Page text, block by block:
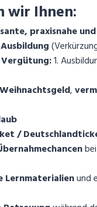
wir Ihnen:
praxisnahe
1.
,
/
Lernmaterialienund